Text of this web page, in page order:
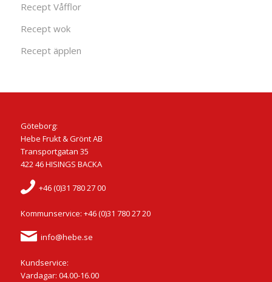
Recept Våfflor
Recept wok
Recept äpplen
Göteborg:
Hebe Frukt & Grönt AB
Transportgatan 35
422 46 HISINGS BACKA
+46 (0)31 780 27 00
Kommunservice: +46 (0)31 780 27 20
info@hebe.se
Kundservice:
Vardagar: 04.00-16.00